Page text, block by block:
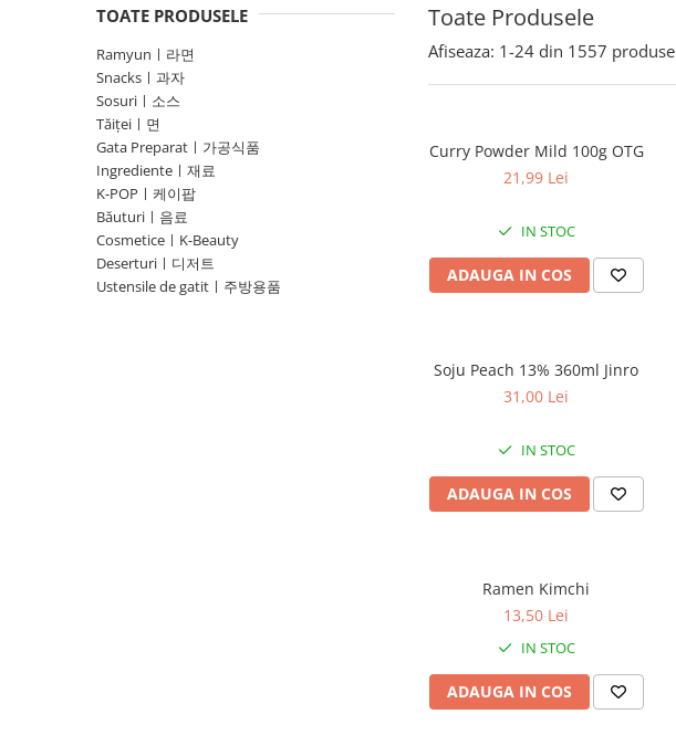
Toate Produsele
TOATE PRODUSELE
Ramyunㅣ라면
Snacksㅣ과자
Sosuriㅣ소스
Tăițeiㅣ면
Gata Preparatㅣ가공식품
Ingredienteㅣ재료
K-POPㅣ케이팝
Băuturiㅣ음료
CosmeticeㅣK-Beauty
Deserturiㅣ디저트
Ustensile de gatitㅣ주방용품
Afiseaza: 1-24 din 1557 produse
Curry Powder Mild 100g OTG
21,99 Lei
IN STOC
ADAUGA IN COS
Soju Peach 13% 360ml Jinro
31,00 Lei
IN STOC
ADAUGA IN COS
Ramen Kimchi
13,50 Lei
IN STOC
ADAUGA IN COS